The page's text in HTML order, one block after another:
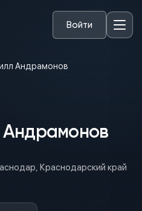
Войти
Андрамонов
Андрамонов
Краснодарский край